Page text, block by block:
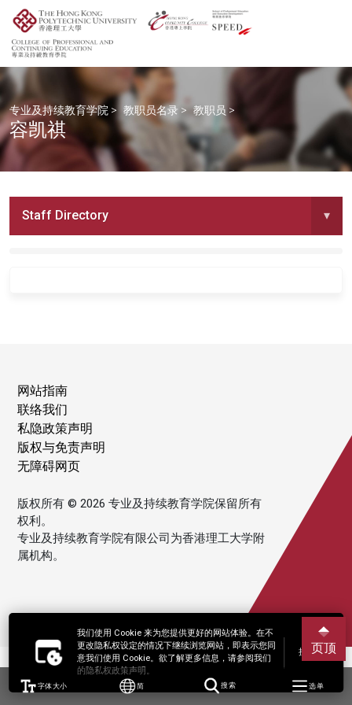
我们使用 Cookie 来为您提供更好的网站体验。在不
更改隐私权设定的情况下继续浏览网站，即表示您同
意我们使用 Cookie。欲了解更多信息，请参阅我们
的隐私权政策声明。
接受
字体大小 简 搜索 选单
专业及持续教育学院 > 教职员名录 > 教职员 >
容凯祺
Staff Directory ▾
网站指南
联络我们
私隐政策声明
版权与免责声明
无障碍网页
版权所有 © 2026 专业及持续教育学院保留所有
权利。
专业及持续教育学院有限公司为香港理工大学附
属机构。
页顶